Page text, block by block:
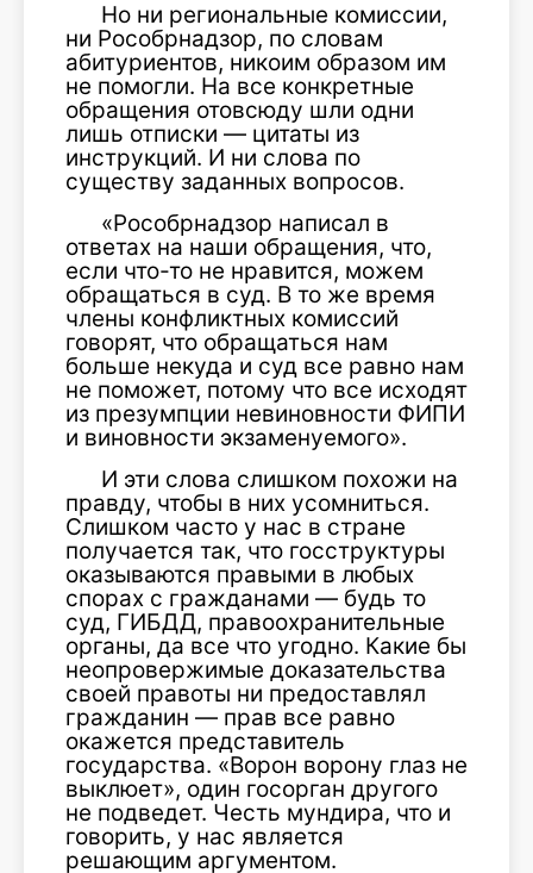
Но ни региональные комиссии,
ни Рособрнадзор, по словам
абитуриентов, никоим образом им
не помогли. На все конкретные
обращения отовсюду шли одни
лишь отписки — цитаты из
инструкций. И ни слова по
существу заданных вопросов.
«Рособрнадзор написал в
ответах на наши обращения, что,
если что-то не нравится, можем
обращаться в суд. В то же время
члены конфликтных комиссий
говорят, что обращаться нам
больше некуда и суд все равно нам
не поможет, потому что все исходят
из презумпции невиновности ФИПИ
и виновности экзаменуемого».
И эти слова слишком похожи на
правду, чтобы в них усомниться.
Слишком часто у нас в стране
получается так, что госструктуры
оказываются правыми в любых
спорах с гражданами — будь то
суд, ГИБДД, правоохранительные
органы, да все что угодно. Какие бы
неопровержимые доказательства
своей правоты ни предоставлял
гражданин — прав все равно
окажется представитель
государства. «Ворон ворону глаз не
выклюет», один госорган другого
не подведет. Честь мундира, что и
говорить, у нас является
решающим аргументом.